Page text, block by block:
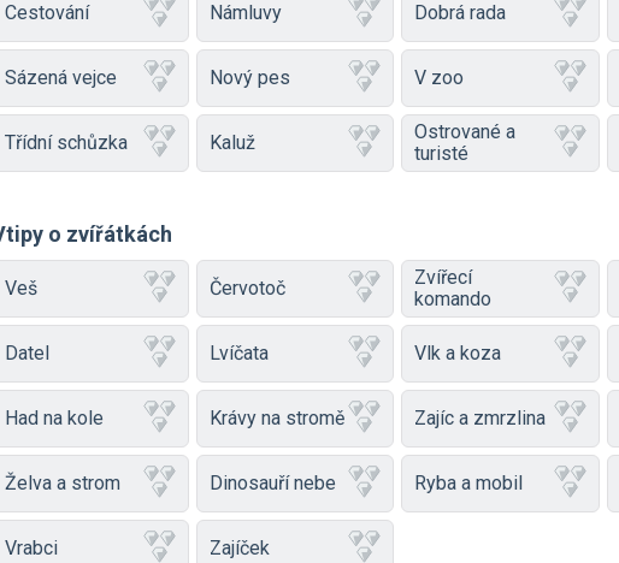
Cestování Námluvy Dobrá rada
Sázená vejce Nový pes V zoo
Třídní schůzka Kaluž
Ostrované a
turisté
o zvířátkách
Veš Červotoč
Zvířecí
komando
Datel Lvíčata Vlk a koza
Had na kole Krávy na stromě Zajíc a zmrzlina
Želva a strom Dinosauří nebe Ryba a mobil
Vrabci Zajíček